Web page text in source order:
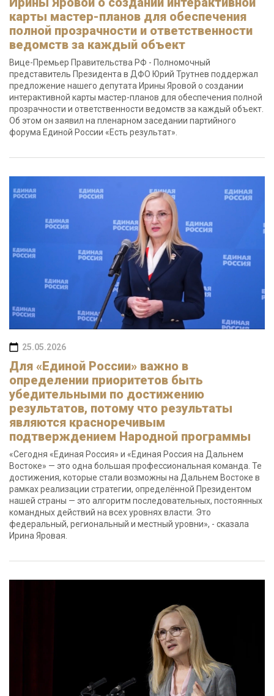
карты мастер-планов для обеспечения
полной прозрачности и ответственности
ведомств за каждый объект
Вице-Премьер Правительства РФ - Полномочный
представитель Президента в ДФО Юрий Трутнев поддержал
предложение нашего депутата Ирины Яровой о создании
интерактивной карты мастер-планов для обеспечения полной
прозрачности и ответственности ведомств за каждый объект.
Об этом он заявил на пленарном заседании партийного
форума Единой России «Есть результат».
25.05.2026
Для «Единой России» важно в
определении приоритетов быть
убедительными по достижению
результатов, потому что результаты
являются красноречивым
подтверждением Народной программы
«Сегодня «Единая Россия» и «Единая Россия на Дальнем
Востоке» — это одна большая профессиональная команда. Те
достижения, которые стали возможны на Дальнем Востоке в
рамках реализации стратегии, определённой Президентом
нашей страны — это алгоритм последовательных, постоянных
командных действий на всех уровнях власти. Это
федеральный, региональный и местный уровни», - сказала
Ирина Яровая.